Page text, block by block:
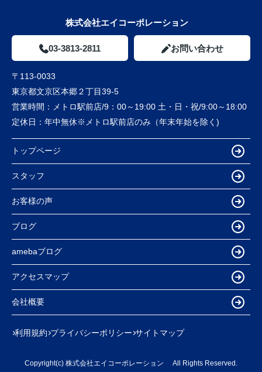
株式会社エイコーポレーション
03-3813-2811 お問い合わせ
〒113-0033
東京都文京区本郷２丁目39-5
営業時間：
メトロ駅前店/9：00～19:00 土・日・祝/9:00～18:00
定休日： 年中無休※メトロ駅前店のみ（年末年始を除く)
トップページ
スタッフ
お客様の声
ブログ
amebaブログ
アクセスマップ
会社概要
利用規約 プライバシーポリシー サイトマップ
Copyright(c) 株式会社エイコーポレーション All Rights Reserved.